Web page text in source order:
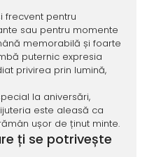
frecvent pentru
sau pentru momente
memorabilă și foarte
puternic expresia
privirea prin lumină,
la aniversări,
este aleasă ca
ușor de ținut minte.
ți se potrivește